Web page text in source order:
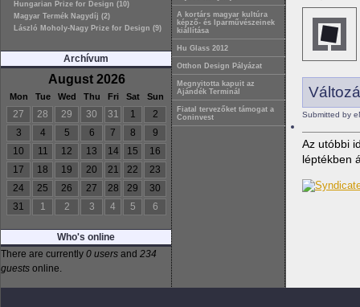
Hungarian Prize for Design (10)
Magyar Termék Nagydíj (2)
László Moholy-Nagy Prize for Design (9)
Archívum
August 2026
Mon Tue Wed Thu Fri Sat Sun
27 28 29 30 31 1
2
3
4 5 6 7 8
9
10
11 12 13 14 15
16
17
18 19 20 21 22
23
24
25 26 27 28 29
30
31
1 2 3 4 5 6
Who's online
There are currently 0 users and 234
guests online.
A kortárs magyar kultúra
képző- és Iparművészeinek
kiállítása
Hu Glass 2012
Otthon Design Pályázat
Megnyitotta kapuit az
Ajándék Terminál
Fiatal tervezőket támogat a
Coninvest
Submitted by
Az utóbbi
léptékben